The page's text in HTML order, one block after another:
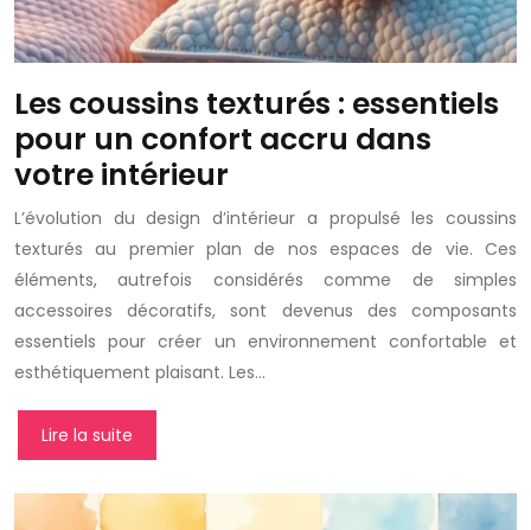
Les coussins texturés : essentiels
pour un confort accru dans
votre intérieur
L’évolution du design d’intérieur a propulsé les coussins
texturés au premier plan de nos espaces de vie. Ces
éléments, autrefois considérés comme de simples
accessoires décoratifs, sont devenus des composants
essentiels pour créer un environnement confortable et
esthétiquement plaisant. Les…
Lire la suite